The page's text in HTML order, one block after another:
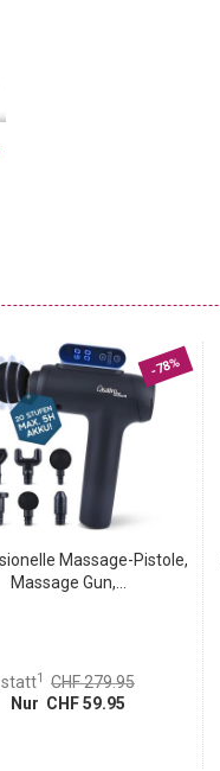
-78%
Massage-Pistole,
Massage Gun,...
statt1
CHF 279.95
Nur CHF 59.95